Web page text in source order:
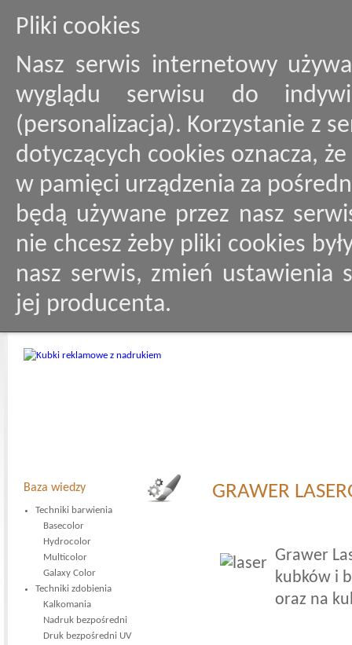
Pliki cookies
Nasz serwis internetowy
wyglądu serwisu do
(personalizacja). Korzystanie z
dotyczących cookies oznacza,
w pamięci urządzenia za
będą używane przez nasz
nie chcesz żeby pliki cookies
nasz serwis, zmień ustawienia
jej producenta.
Baza wiedzy
Techniki barwienia
Basecolor
Hydrocolor
Multicolor
Galaxy Color
Techniki zdobienia
Kalkomania
Nadruk bezpośredni
Druk bezpośredni UV
GRAWER
Grawer
kubków i
oraz na